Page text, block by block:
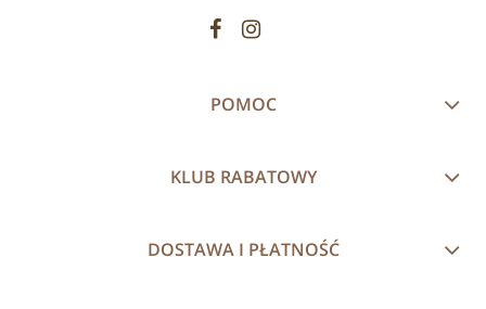
POMOC
KLUB RABATOWY
DOSTAWA I PŁATNOŚĆ